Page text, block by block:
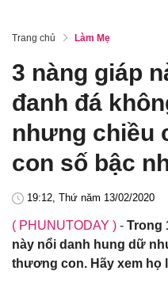
Trang chủ Làm Mẹ
3 nàng giáp
đanh đá
nhưng chiều
con số bậc
19:12, Thứ năm 13/02/2020
( PHUNUTODAY ) - Trong
này nổi danh hung dữ
thương con. Hãy xem họ